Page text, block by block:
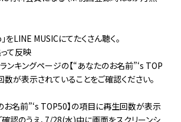
LINE MUSICにてたくさん聴く。
て反映
ンキングページの【“あなたのお名前”‘s TOP
が表示されていることをご確認ください。
名前”‘s TOP50】の項目に再生回数が表示
確認のうえ、7/28(水)中に画面をスクリーンシ